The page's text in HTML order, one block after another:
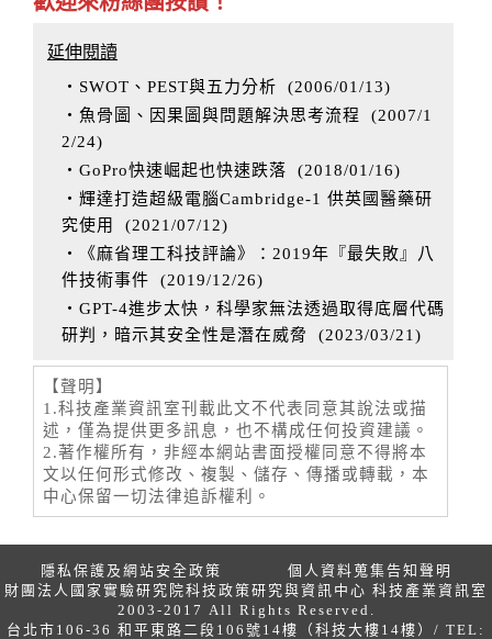
延伸閱讀
‧SWOT、PEST與五力分析 (2006/01/13)
‧魚骨圖、因果圖與問題解決思考流程
(2007/1
2/24)
‧GoPro快速崛起也快速跌落 (2018/01/16)
‧輝達打造超級電腦Cambridge-1 供英國醫藥研
究使用
(2021/07/12)
‧《麻省理工科技評論》：2019年『最失敗』八
件技術事件 (2019/12/26)
‧GPT-4進步太快，科學家無法透過取得底層代碼
研判，暗示其安全性是潛在威脅
(2023/03/21 )
【聲明】
1.科技產業資訊室刊載此文不代表同意其說法或描
述，僅為提供更多訊息，也不構成任何投資建議。
2.著作權所有，非經本網站書面授權同意不得將本
文以任何形式修改、複製、儲存、傳播或轉載，本
中心保留一切法律追訴權利。
隱私保護及網站安全政策
個人資料蒐集告知聲明
財團法人國家實驗研究院科技政策研究與資訊中心 科技產業資訊室
2003-2017 All Rights Reserved.
台北市106-36 和平東路二段106號14樓（科技大樓14樓）/ TEL: